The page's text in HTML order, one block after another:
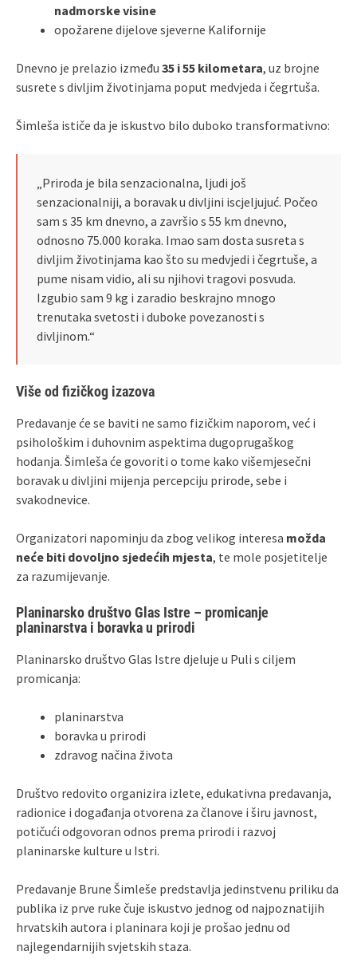
nadmorske visine
opožarene dijelove sjeverne Kalifornije
Dnevno je prelazio između 35 i 55 kilometara, uz brojne
susrete s divljim životinjama poput medvjeda i čegrtuša.
Šimleša ističe da je iskustvo bilo duboko transformativno:
„Priroda je bila senzacionalna, ljudi još
senzacionalniji, a boravak u divljini iscjeljujuć. Počeo
sam s 35 km dnevno, a završio s 55 km dnevno,
odnosno 75.000 koraka. Imao sam dosta susreta s
divljim životinjama kao što su medvjedi i čegrtuše, a
pume nisam vidio, ali su njihovi tragovi posvuda.
Izgubio sam 9 kg i zaradio beskrajno mnogo
trenutaka svetosti i duboke povezanosti s
divljinom.“
Više od fizičkog izazova
Predavanje će se baviti ne samo fizičkim naporom, već i
psihološkim i duhovnim aspektima dugoprugaškog
hodanja. Šimleša će govoriti o tome kako višemjesečni
boravak u divljini mijenja percepciju prirode, sebe i
svakodnevice.
Organizatori napominju da zbog velikog interesa možda
neće biti dovoljno sjedećih mjesta, te mole posjetitelje
za razumijevanje.
Planinarsko društvo Glas Istre – promicanje
planinarstva i boravka u prirodi
Planinarsko društvo Glas Istre djeluje u Puli s ciljem
promicanja:
planinarstva
boravka u prirodi
zdravog načina života
Društvo redovito organizira izlete, edukativna predavanja,
radionice i događanja otvorena za članove i širu javnost,
potičući odgovoran odnos prema prirodi i razvoj
planinarske kulture u Istri.
Predavanje Brune Šimleše predstavlja jedinstvenu priliku da
publika iz prve ruke čuje iskustvo jednog od najpoznatijih
hrvatskih autora i planinara koji je prošao jednu od
najlegendarnijih svjetskih staza.